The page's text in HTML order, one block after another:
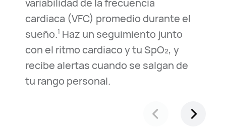
variabilidad de la frecuencia
cardiaca (VFC) promedio durante el
sueño.1 Haz un seguimiento junto
con el ritmo cardiaco y tu SpO₂, y
recibe alertas cuando se salgan de
tu rango personal.